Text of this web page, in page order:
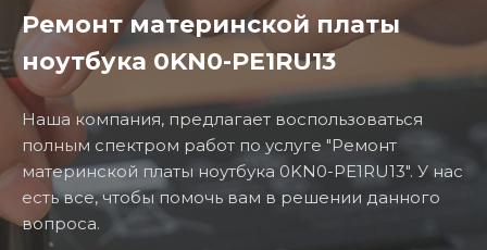
Ремонт материнской платы
ноутбука 0KN0-PE1RU13
Наша компания, предлагает воспользоваться
полным спектром работ по услуге "Ремонт
материнской платы ноутбука 0KN0-PE1RU13". У нас
есть все, чтобы помочь вам в решении данного
вопроса.